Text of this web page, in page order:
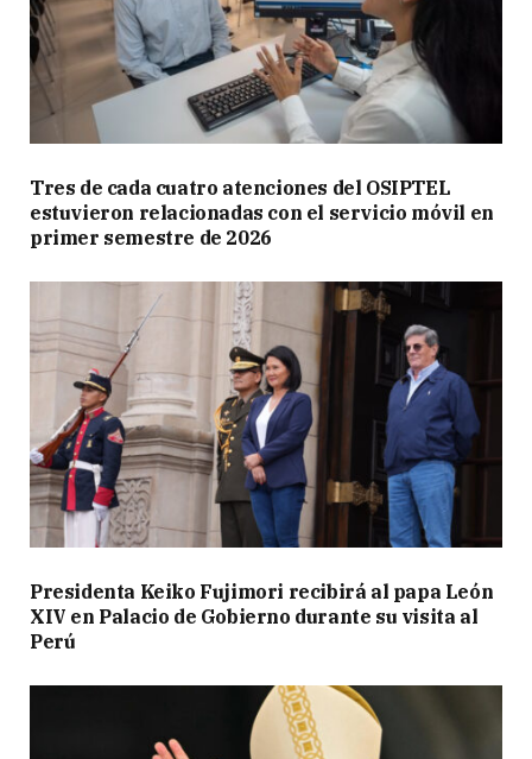
Tres de cada cuatro atenciones del OSIPTEL
estuvieron relacionadas con el servicio móvil en
primer semestre de 2026
Presidenta Keiko Fujimori recibirá al papa León
XIV en Palacio de Gobierno durante su visita al
Perú